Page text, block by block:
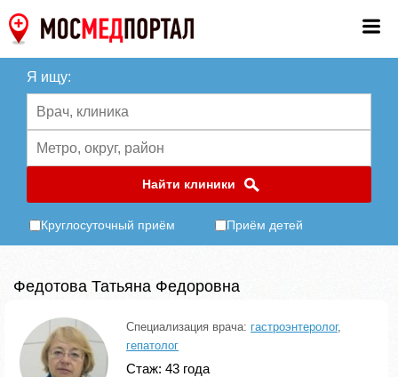
Я ищу:
Найти клиники
Круглосуточный приём Приём детей
Федотова Татьяна Федоровна
Специализация врача: гастроэнтеролог,
гепатолог
Стаж: 43 года